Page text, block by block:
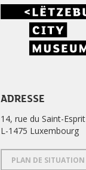
ADRESSE
14, rue du Saint-Esprit
L-1475 Luxembourg
PLAN DE SITUATION